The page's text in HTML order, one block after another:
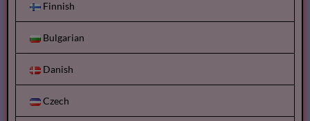
Finnish
Bulgarian
Danish
Czech